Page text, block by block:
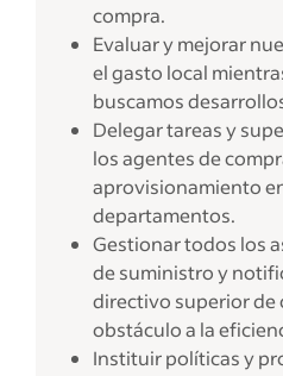
compra.
Evaluar y mejorar
el gasto local
buscamos
Delegar tareas y
los agentes de
aprovisionamiento
departamentos.
Gestionar todos los
de suministro y
directivo superior de
obstáculo a la
Instituir políticas y